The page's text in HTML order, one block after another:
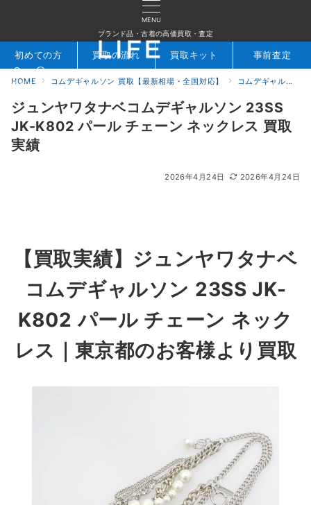
MENU
ブランド品・古着の高価買取・査定
検索 お問合せ
初めての方 買取の流れ 買取キット 事前査定
HOME コムデギャルソン 買取【最新相場・全国対応】 コムデギャルソン買取実績｜ブランド古着専門店LIFE
ジュンヤワタナベコムデギャルソン 23SS
JK-K802 パール チェーン ネックレス 買取
実績
2026年4月24日 2026年4月24日
【買取実績】 ジュンヤワタナベ
コムデギャルソン 23SS JK-
K802 パール チェーン ネック
レス
｜東京都のお客様より買取